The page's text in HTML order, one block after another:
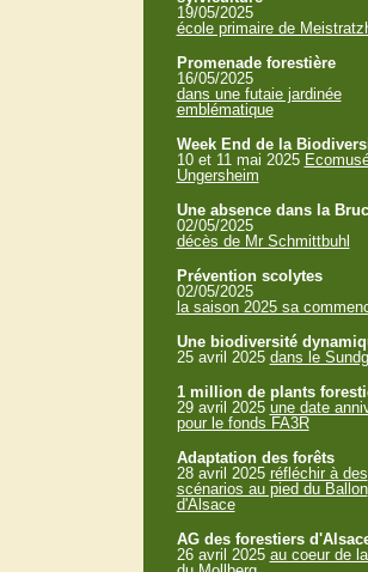
19/05/2025
école primaire de
Promenade forestière
16/05/2025
dans une futaie jardinée
emblématique
Week End de la
10 et 11 mai 2025
Ungersheim
Une absence dans la
02/05/2025
décès de Mr Schmittbuhl
Prévention scolytes
02/05/2025
la saison 2025 sa
Une biodiversité
25 avril 2025 dans le
1 million de plants
29 avril 2025 une date
pour le fonds FA3R
Adaptation des forêts
28 avril 2025 réfléchir à des
scénarios au pied du Ballon
d'Alsace
AG des forestiers
26 avril 2025 au coeur de